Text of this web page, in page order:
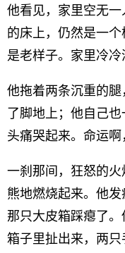
他看见，家里空无
的床上，仍然是一
是老样子。家里冷冷
他拖着两条沉重的
了脚地上；他自己
头痛哭起来。命运啊
一刹那间，狂怒的
熊地燃烧起来。他
那只大皮箱踩瘪了
箱子里扯出来，两